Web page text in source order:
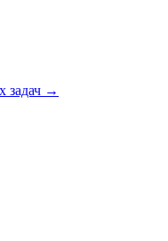
задач →